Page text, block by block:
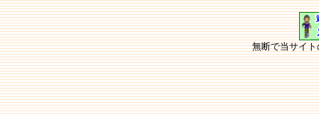
無断で当サイ